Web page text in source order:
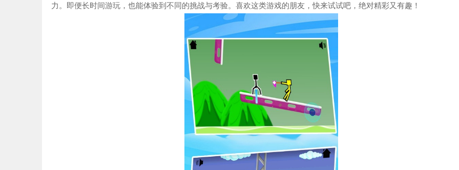
力。即便长时间游玩，也能体验到不同的挑战与考验。喜欢这类游戏的朋友，快来试试吧，绝对精彩又有趣！